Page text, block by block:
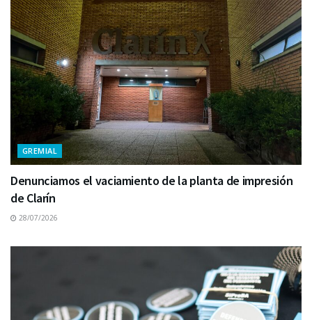
GREMIAL
Denunciamos el vaciamiento de la planta de impresión
de Clarín
28/07/2026